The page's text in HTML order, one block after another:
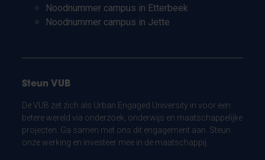
Noodnummer campus in Etterbeek
Noodnummer campus in Jette
Steun VUB
De VUB zet zich als Urban Engaged University in voor een
betere wereld via onderzoek, onderwijs en maatschappelijke
projecten. Ga samen met ons dit engagement aan. Steun
onze werking en investeer mee in de maatschappij.